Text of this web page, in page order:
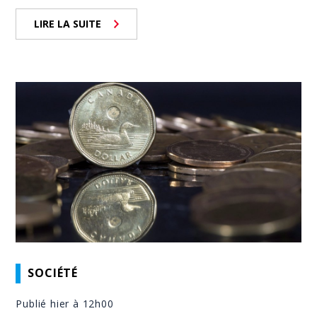
LIRE LA SUITE
SOCIÉTÉ
Publié hier à 12h00